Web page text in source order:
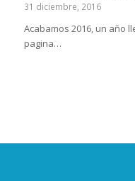
31 diciembre, 2016
Acabamos 2016, un año
pagina…